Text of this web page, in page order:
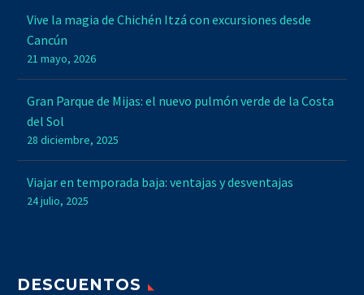
Vive la magia de Chichén Itzá con excursiones desde
Cancún
21 mayo, 2026
Gran Parque de Mijas: el nuevo pulmón verde de la Costa
del Sol
28 diciembre, 2025
Viajar en temporada baja: ventajas y desventajas
24 julio, 2025
DESCUENTOS